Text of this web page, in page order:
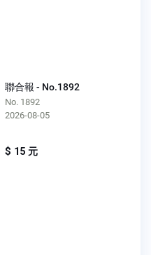
聯合報 - No.1892
No. 1892
2026-08-05
$ 15 元